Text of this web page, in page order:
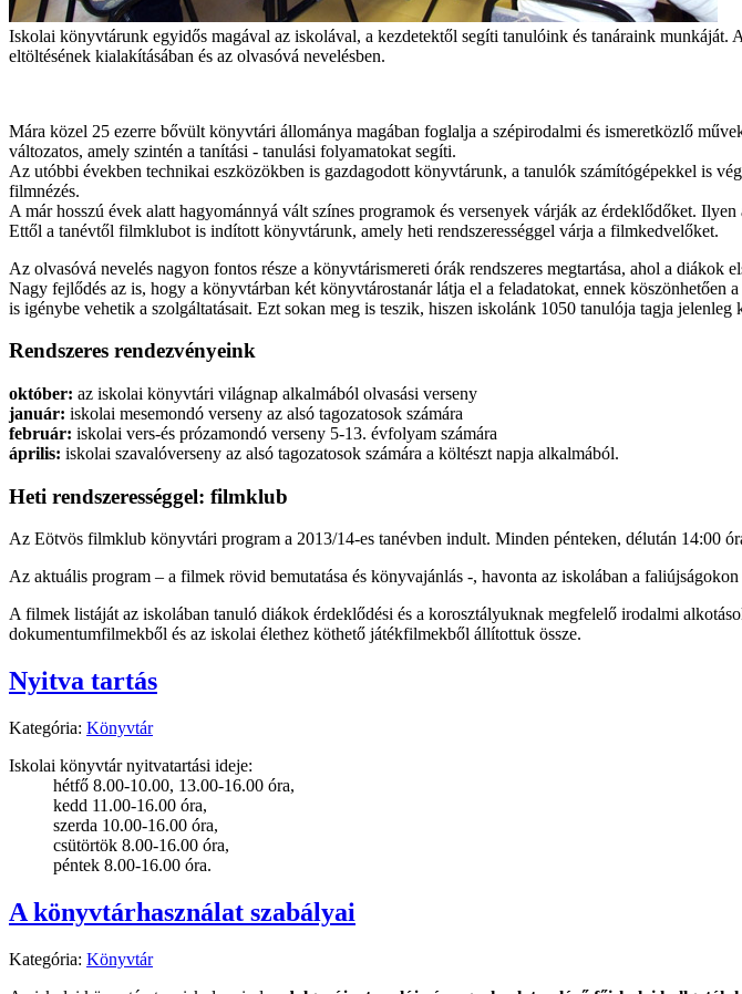
Iskolai könyvtárunk egyidős magával az iskolával, a kezdetektől segíti tanulóink és tanáraink munkáját.
eltöltésének kialakításában és az olvasóvá nevelésben.
Mára közel 25 ezerre bővült könyvtári állománya magában foglalja a szépirodalmi és ismeretközlő
változatos, amely szintén a tanítási - tanulási folyamatokat segíti.
Az utóbbi években technikai eszközökben is gazdagodott könyvtárunk, a tanulók számítógépekkel is
filmnézés.
A már hosszú évek alatt hagyománnyá vált színes programok és versenyek várják az érdeklődőket.
Ettől a tanévtől filmklubot is indított könyvtárunk, amely heti rendszerességgel várja a filmkedvelőket.
Az olvasóvá nevelés nagyon fontos része a könyvtárismereti órák rendszeres megtartása, ahol a diákok
Nagy fejlődés az is, hogy a könyvtárban két könyvtárostanár látja el a feladatokat, ennek
is igénybe vehetik a szolgáltatásait. Ezt sokan meg is teszik, hiszen iskolánk 1050 tanulója tagja jelenleg
Rendszeres rendezvényeink
október: az iskolai könyvtári világnap alkalmából olvasási verseny
január: iskolai mesemondó verseny az alsó tagozatosok számára
február: iskolai vers-és prózamondó verseny 5-13. évfolyam számára
április: iskolai szavalóverseny az alsó tagozatosok számára a költészt napja alkalmából.
Heti rendszerességgel: filmklub
Az Eötvös filmklub könyvtári program a 2013/14-es tanévben indult. Minden pénteken, délután 14:00
Az aktuális program – a filmek rövid bemutatása és könyvajánlás -, havonta az iskolában a
A filmek listáját az iskolában tanuló diákok érdeklődési és a korosztályuknak megfelelő irodalmi
dokumentumfilmekből és az iskolai élethez köthető játékfilmekből állítottuk össze.
Nyitva tartás
Kategória: Könyvtár
Iskolai könyvtár nyitvatartási ideje:
hétfő 8.00-10.00, 13.00-16.00 óra,
kedd 11.00-16.00 óra,
szerda 10.00-16.00 óra,
csütörtök 8.00-16.00 óra,
péntek 8.00-16.00 óra.
A könyvtárhasználat szabályai
Kategória: Könyvtár